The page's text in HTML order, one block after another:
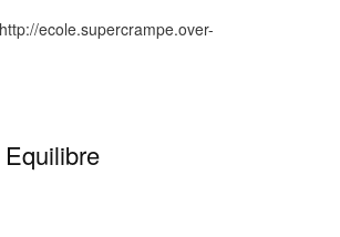
ecole.supercrampe.over-